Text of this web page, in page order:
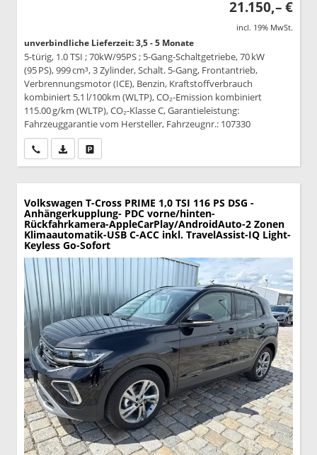
21.150,– €
incl. 19% MwSt.
unverbindliche Lieferzeit: 3,5 - 5 Monate
5-türig, 1.0 TSI ; 70kW/95PS ; 5-Gang-Schaltgetriebe, 70 kW
(95 PS), 999 cm³, 3 Zylinder, Schalt. 5-Gang, Frontantrieb,
Verbrennungsmotor (ICE), Benzin, Kraftstoffverbrauch
kombiniert 5,1 l/100km (WLTP), CO₂-Emission kombiniert
115.00 g/km (WLTP), CO₂-Klasse C, Garantieleistung:
Fahrzeuggarantie vom Hersteller, Fahrzeugnr.: 107330
Wir rufen Sie anPDF-Datei, Fahrzeugexposé drucken
Volkswagen T-Cross PRIME 1,0 TSI 116 PS DSG -
Anhängerkupplung- PDC vorne/hinten-
Rückfahrkamera-AppleCarPlay/AndroidAuto-2 Zonen
Klimaautomatik-USB C-ACC inkl. TravelAssist-IQ Light-
Keyless Go-Sofort